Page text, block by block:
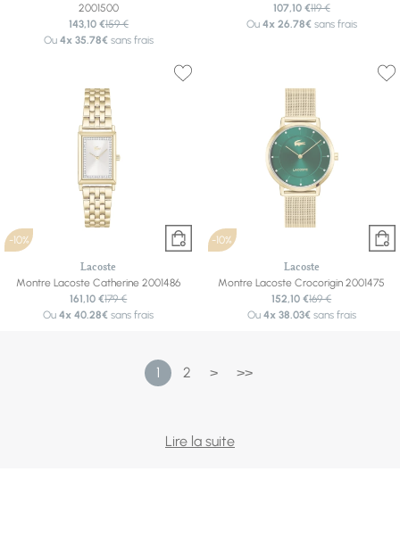
2001500
143,10 €159 €
Ou 4x 35.78€sans frais
107,10 €119 €
Ou 4x 26.78€sans frais
-10%
Lacoste
Montre Lacoste Catherine 2001486
161,10 €179 €
Ou4x 40.28€ sans frais
-10%
Lacoste
Montre Lacoste Crocorigin 2001475
152,10 €169 €
Ou 4x 38.03€sans frais
1 2 > >>
Un polo, un crocodile, un art de vivre : Lacoste a fait de
Lire la suite